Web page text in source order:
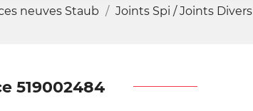
neuves Staub
Joints Spi / Joints Divers
519002484